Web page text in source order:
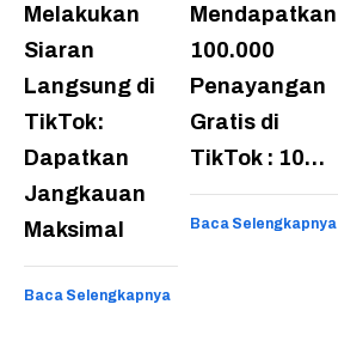
Melakukan
Siaran
Langsung di
TikTok:
Dapatkan
Jangkauan
Maksimal
Baca Selengkapnya
Mendapatkan
100.000
Penayangan
Gratis di
TikTok : 10…
Baca Selengkapnya